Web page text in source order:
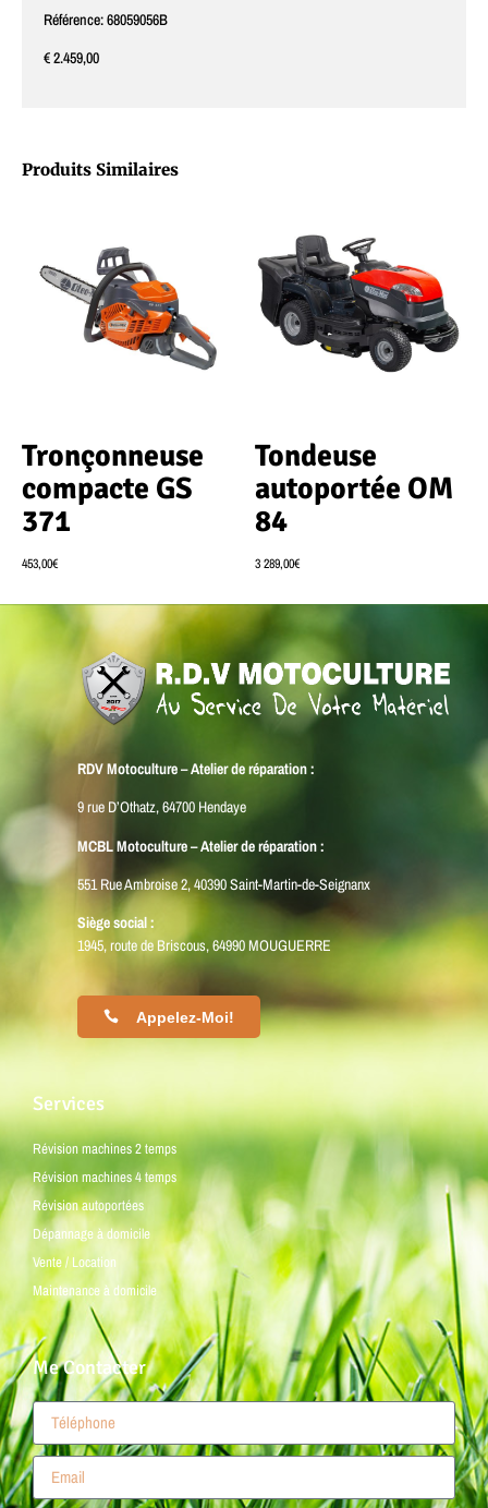
Référence: 68059056B
€ 2.459,00
Produits Similaires
Tronçonneuse
compacte GS
371
453,00€
Tondeuse
autoportée OM
84
3 289,00€
RDV Motoculture – Atelier de réparation :
9 rue D’Othatz, 64700 Hendaye
MCBL Motoculture – Atelier de réparation :
551 Rue Ambroise 2, 40390 Saint-Martin-de-Seignanx
Siège social :
1945, route de Briscous, 64990 MOUGUERRE
Appelez-Moi!
Services
Révision machines 2 temps
Révision machines 4 temps
Révision autoportées
Dépannage à domicile
Vente / Location
Maintenance à domicile
Me Contacter